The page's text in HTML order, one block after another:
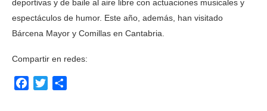
deportivas y de baile al aire libre con actuaciones musicales y
espectáculos de humor. Este año, además, han visitado
Bárcena Mayor y Comillas en Cantabria.
Compartir en redes:
Facebook
Twitter